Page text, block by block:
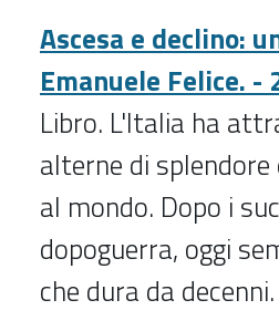
Ascesa e declino:
Emanuele Felice. -
Libro. L'Italia ha
alterne di
al mondo. Dopo i
dopoguerra, oggi
che dura da decenni.